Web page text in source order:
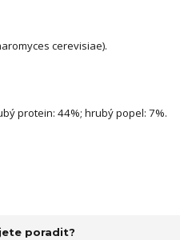
cerevisiae).
protein: 44%; hrubý popel: 7%.
poradit?